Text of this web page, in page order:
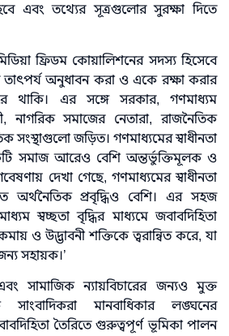
এবং তথ্যের সূত্রগুলোর সুরক্ষা দিতে
ফ্রিডম কোয়ালিশনের সদস্য হিসেবে
অনুধাবন করা ও একে রক্ষা করার
থাকি। এর সঙ্গে সরকার, গণমাধ্যম
নাগরিক সমাজের নেতারা, রাজনৈতিক
জড়িত। গণমাধ্যমের স্বাধীনতা
সমাজ আরেও বেশি অন্তর্ভুক্তিমূলক ও
দেখা গেছে, গণমাধ্যমের স্বাধীনতা
অর্থনৈতিক প্রবৃদ্ধিও বেশি। এর সহজ
স্বচ্ছতা বৃদ্ধির মাধ্যমে জবাবদিহিতা
ও উদ্ভাবনী শক্তিকে ত্বরান্বিত করে, যা
সহায়ক।’
সামাজিক ন্যায়বিচারের জন্যও মুক্ত
মানবাধিকার লঙ্ঘনের
তৈরিতে গুরুত্বপূর্ণ ভূমিকা পালন